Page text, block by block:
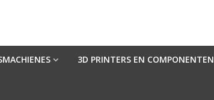
3D PRINTERS EN COMPONENTEN